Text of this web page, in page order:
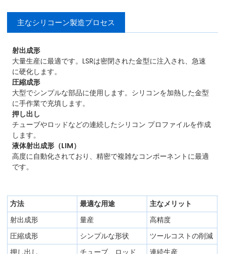
主なシリコーン製造プロセス
射出成形
大量生産に最適です。LSRは密閉された金型に注入され、急速
に硬化します。
圧縮成形
大型でシンプルな部品に使用します。シリコンを加熱した金型
に手作業で充填します。
押し出し
チューブやロッドなどの連続したシリコン プロファイルを作成
します。
液体射出成形（LIM）
高度に自動化されており、精密で複雑なコンポーネントに最適
です。
方法 最適な用途
主なメリット
射出成形
量産
高精度
圧縮成形
シンプルな形状
ツールコストの削減